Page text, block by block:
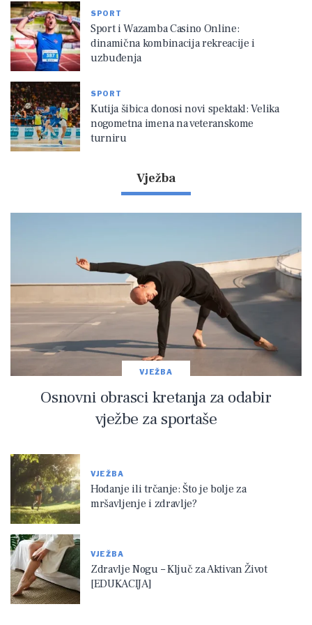
SPORT
Sport i Wazamba Casino Online:
dinamična kombinacija rekreacije i
uzbuđenja
SPORT
Kutija šibica donosi novi spektakl: Velika
nogometna imena na veteranskome
turniru
Vježba
VJEŽBA
Osnovni obrasci kretanja za odabir
vježbe za sportaše
VJEŽBA
Hodanje ili trčanje: Što je bolje za
mršavljenje i zdravlje?
VJEŽBA
Zdravlje Nogu – Ključ za Aktivan Život
[EDUKACIJA]